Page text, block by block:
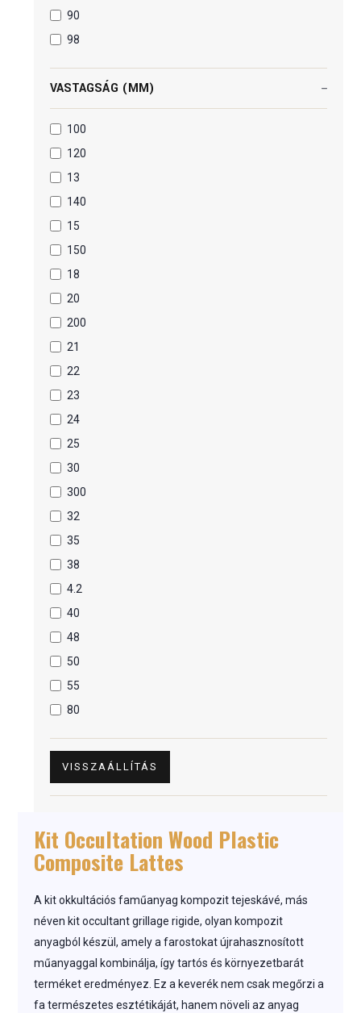
90
98
VASTAGSÁG (MM)
100
120
13
140
15
150
18
20
200
21
22
23
24
25
30
300
32
35
38
4.2
40
48
50
55
80
VISSZAÁLLÍTÁS
Kit Occultation Wood Plastic
Composite Lattes
A kit okkultációs faműanyag kompozit tejeskávé, más
néven kit occultant grillage rigide, olyan kompozit
anyagból készül, amely a farostokat újrahasznosított
műanyaggal kombinálja, így tartós és környezetbarát
terméket eredményez. Ez a keverék nem csak megőrzi a
fa természetes esztétikáját, hanem növeli az anyag